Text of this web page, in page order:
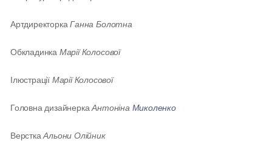
АртдиректоркаГанна Болотна
Обкладинка Марії Колосової
Ілюстрації Марії Колосової
Головна дизайнеркаАнтоніна Миколенко
ВерсткаАльони Олійник